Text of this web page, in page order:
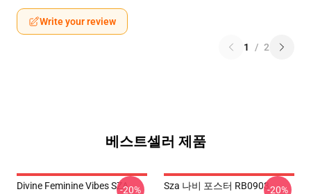
Write your review
1 / 2
베스트셀러 제품
Divine Feminine Vibes SZA-20% Sza 나비 포스터 RB0903-20%